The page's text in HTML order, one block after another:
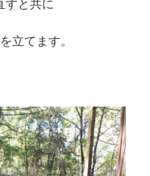
すと共に
立てます。